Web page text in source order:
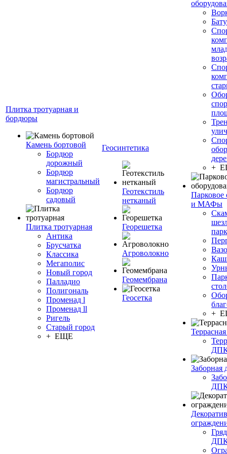
Плитка тротуарная и
бордюры
Камень бортовой
Бордюр
дорожный
Бордюр
магистральный
Бордюр
садовый
Плитка тротуарная
Антика
Брусчатка
Классика
Мегаполис
Новый город
Палладио
Полигональ
Променад l
Променад ll
Ригель
Старый город
+ ЕЩЕ
Геосинтетика
Геотекстиль
нетканый
Георешетка
Агроволокно
Геомембрана
Геосетка
+
Парковое
и МАФы
+
Заборная